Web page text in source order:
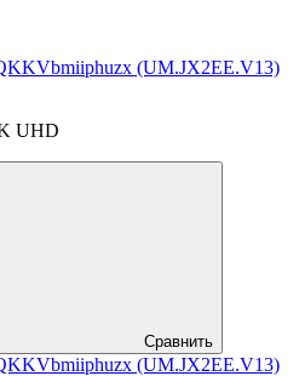
(UM.JX2EE.V13)
UHD
Сравнить
(UM.JX2EE.V13)